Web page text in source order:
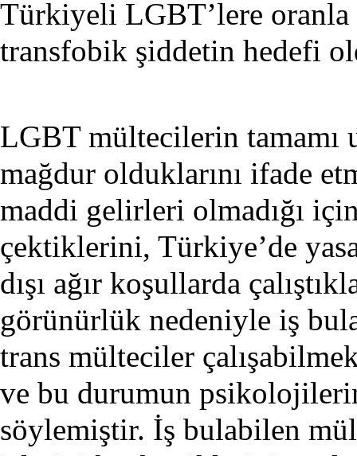
Türkiyeli LGBT’lere
transfobik şiddetin hedefi
LGBT mültecilerin tamamı
mağdur olduklarını ifade
maddi gelirleri olmadığı
çektiklerini, Türkiye’de
dışı ağır koşullarda
görünürlük nedeniyle iş
trans mülteciler
ve bu durumun
söylemiştir. İş bulabilen